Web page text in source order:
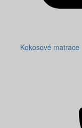
Kokosové matrace